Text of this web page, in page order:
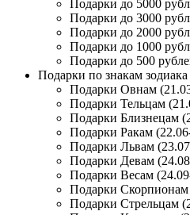
Подарки до 5000
Подарки до 3000
Подарки до 2000
Подарки до 1000
Подарки до 500
Подарки по знакам зодиака
Подарки Овнам
Подарки Тельцам
Подарки Близнецам
Подарки Ракам
Подарки Львам
Подарки Девам
Подарки Весам
Подарки Скорпионам
Подарки Стрельцам